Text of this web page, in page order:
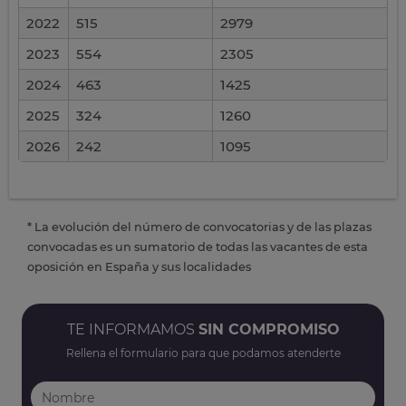
2022
515
2979
2023
554
2305
2024
463
1425
2025
324
1260
2026
242 1095
* La evolución del número de convocatorias y de las plazas
convocadas es un sumatorio de todas las vacantes de esta
oposición en España y sus localidades
TE INFORMAMOS SIN COMPROMISO
Rellena el formulario para que podamos atenderte